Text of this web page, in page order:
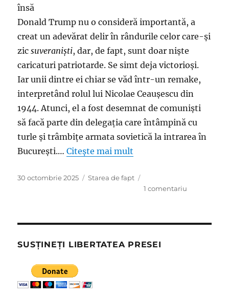
însă
Donald Trump nu o consideră importantă, a
creat un adevărat delir în rândurile celor care-şi
zic suveranişti, dar, de fapt, sunt doar nişte
caricaturi patriotarde. Se simt deja victorioşi.
Iar unii dintre ei chiar se văd într-un remake,
interpretând rolul lui Nicolae Ceauşescu din
1944. Atunci, el a fost desemnat de comunişti
să facă parte din delegaţia care întâmpină cu
turle şi trâmbiţe armata sovietică la intrarea în
Bucureşti.…Citește mai mult
Publicat
30 octombrie 2025 Categorii
Starea de fapt
1 comentariu
SUSȚINEȚI LIBERTATEA PRESEI